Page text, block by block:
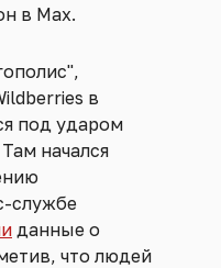
в Max.
в
под ударом
Там начался
службе
данные о
что людей